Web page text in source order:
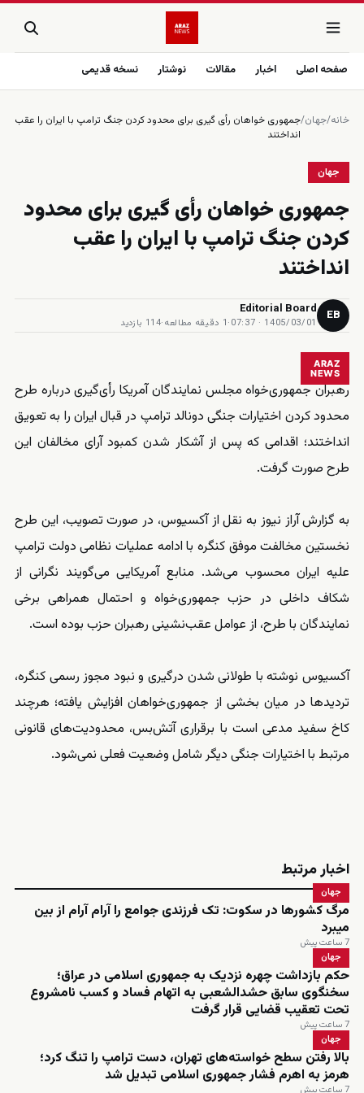
صفحه اصلی اخبار مقالات نوشتار نسخه قدیمی
خانه/جهان/جمهورى خواهان رأى گيرى براى محدود كردن جنگ ترامپ با ايران را عقب
انداختند
جهان
جمهورى خواهان رأى گيرى براى محدود
كردن جنگ ترامپ با ايران را عقب
انداختند
EB
Editorial Board
1405/03/01 · 07:37
·1 دقیقه مطالعه ·114 بازدید
ARAZ
NEWS
رهبران جمهوری‌خواه مجلس نمایندگان آمریکا رأی‌گیری درباره طرح
محدود کردن اختیارات جنگی دونالد ترامپ در قبال ایران را به تعویق
انداختند؛ اقدامی که پس از آشکار شدن کمبود آرای مخالفان این
طرح صورت گرفت.
به گزارش آراز نیوز به نقل از آکسیوس، در صورت تصویب، این طرح
نخستین مخالفت موفق کنگره با ادامه عملیات نظامی دولت ترامپ
علیه ایران محسوب می‌شد. منابع آمریکایی می‌گویند نگرانی از
شکاف داخلی در حزب جمهوری‌خواه و احتمال همراهی برخی
نمایندگان با طرح، از عوامل عقب‌نشینی رهبران حزب بوده است.
آکسیوس نوشته با طولانی شدن درگیری و نبود مجوز رسمی کنگره،
تردیدها در میان بخشی از جمهوری‌خواهان افزایش یافته؛ هرچند
کاخ سفید مدعی است با برقراری آتش‌بس، محدودیت‌های قانونی
مرتبط با اختیارات جنگی دیگر شامل وضعیت فعلی نمی‌شود.
اخبار مرتبط
جهان
مرگ کشورها در سکوت: تک فرزندی جوامع را آرام آرام از بین
میبرد
7 ساعت پیش
جهان
حکم بازداشت چهره نزدیک به جمهوری اسلامی در عراق؛
سخنگوی سابق حشدالشعبی به اتهام فساد و کسب نامشروع
تحت تعقیب قضایی قرار گرفت
7 ساعت پیش
جهان
بالا رفتن سطح خواسته‌های تهران، دست ترامپ را تنگ کرد؛
هرمز به اهرم فشار جمهوری اسلامی تبدیل شد
7 ساعت پیش